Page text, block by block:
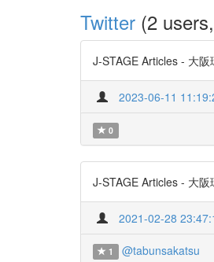
Twitter (2
J-STAGE Articles - 大
2023-06-11
0
J-STAGE Articles - 大
2021-02-28
1 @tabunsakatsu